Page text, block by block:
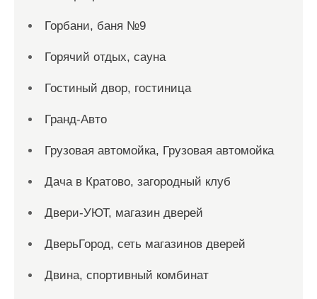
Горбани, баня №9
Горячий отдых, сауна
Гостиный двор, гостиница
Гранд-Авто
Грузовая автомойка, Грузовая автомойка
Дача в Кратово, загородный клуб
Двери-УЮТ, магазин дверей
ДверьГород, сеть магазинов дверей
Двина, спортивный комбинат